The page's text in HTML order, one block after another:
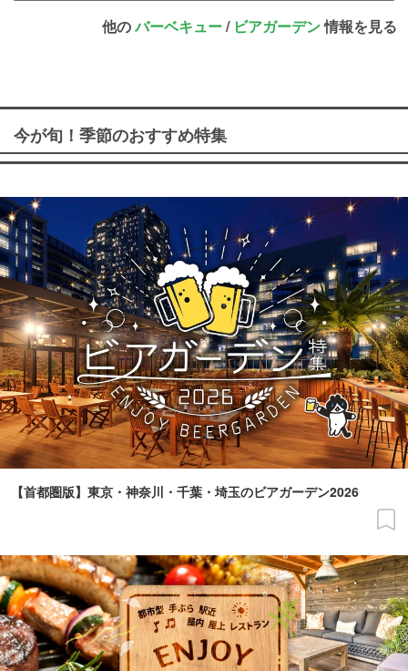
他のバーベキュー/ ビアガーデン情報を見る
今が旬！季節のおすすめ特集
【首都圏版】東京・神奈川・千葉・埼玉のビアガーデン2026